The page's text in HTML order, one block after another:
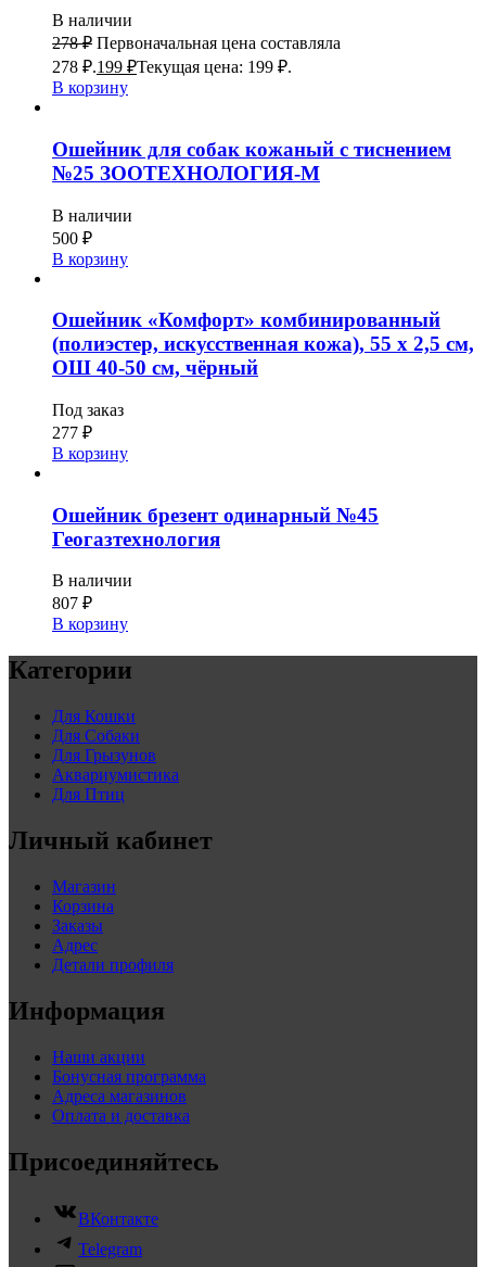
В наличии
278₽ Первоначальная цена составляла
278 ₽.199 ₽Текущая цена: 199 ₽.
В корзину
Ошейник для собак кожаный с тиснением
№25 ЗООТЕХНОЛОГИЯ-М
В наличии
500 ₽
В корзину
Ошейник «Комфорт» комбинированный
(полиэстер, искусственная кожа), 55 х 2,5 см,
ОШ 40-50 см, чёрный
Под заказ
277 ₽
В корзину
Ошейник брезент одинарный №45
Геогазтехнология
В наличии
807 ₽
В корзину
Категории
Для Кошки
Для Собаки
Для Грызунов
Аквариумистика
Для Птиц
Личный кабинет
Магазин
Корзина
Заказы
Адрес
Детали профиля
Информация
Наши акции
Бонусная программа
Адреса магазинов
Оплата и доставка
Присоединяйтесь
ВКонтакте
Telegram